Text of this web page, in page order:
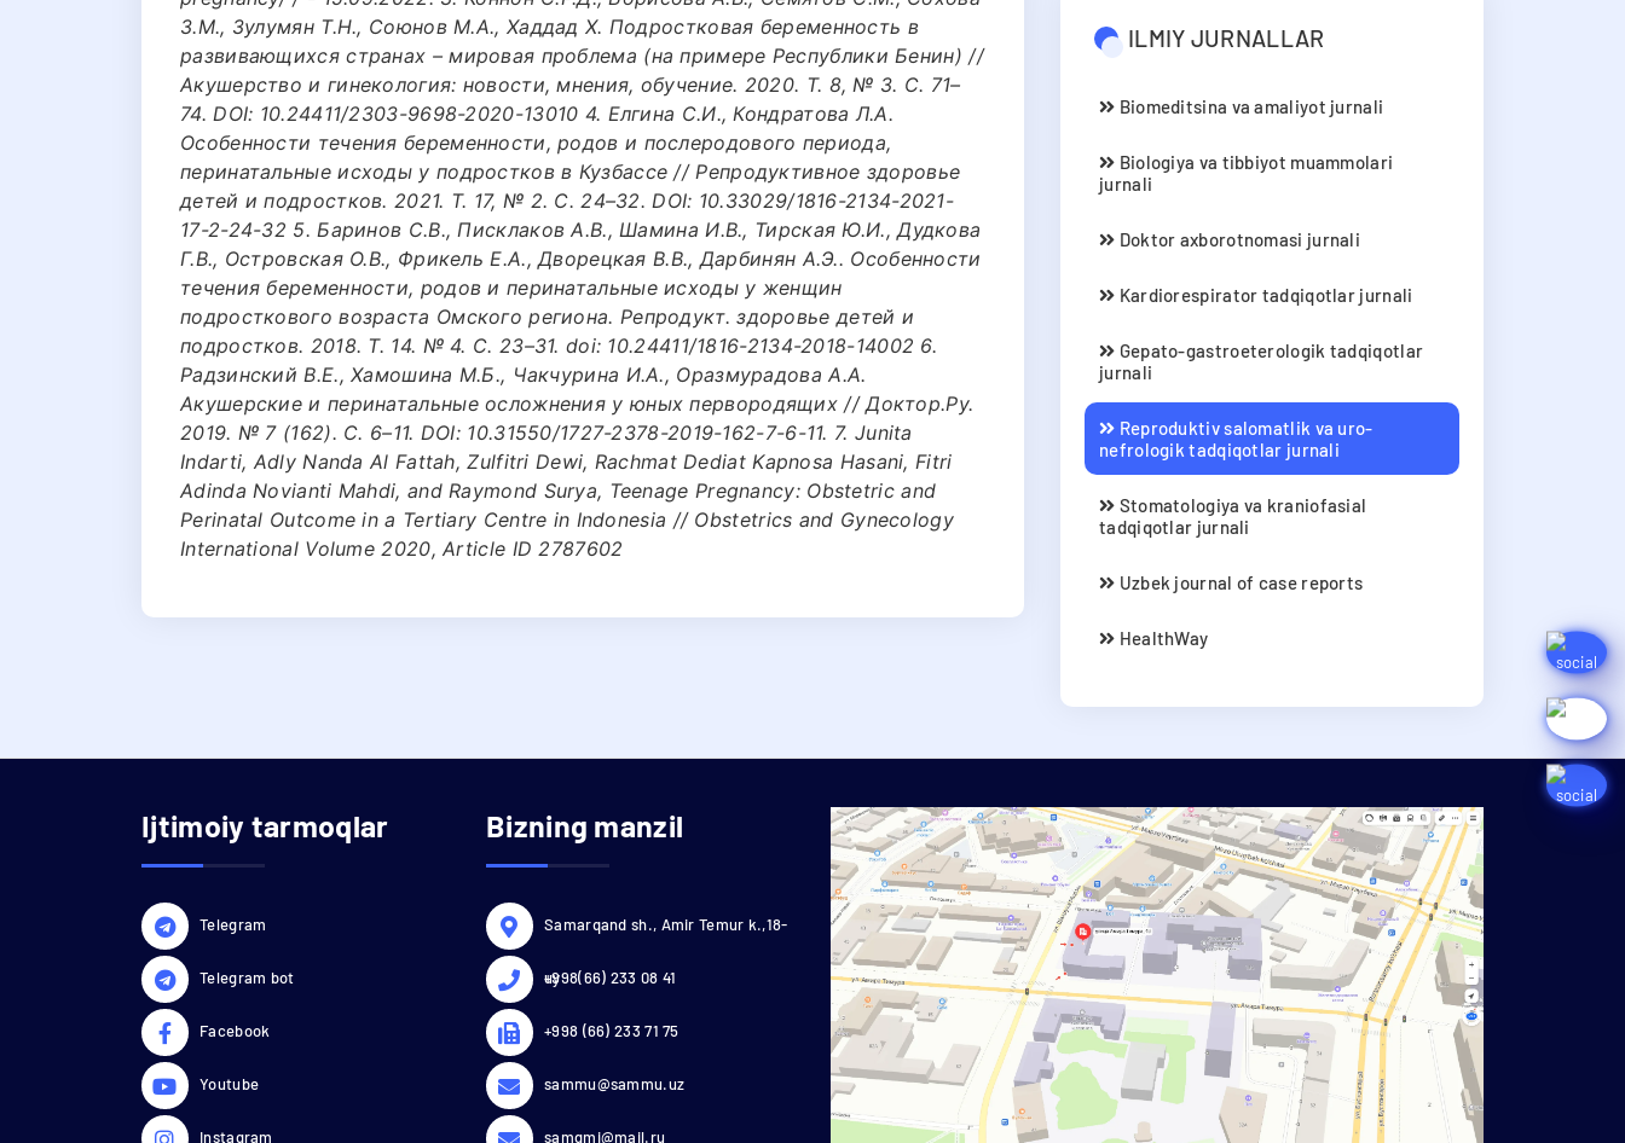
З.М., Зулумян Т.Н., Союнов М.А., Хаддад Х. Подростковая беременность в
развивающихся странах – мировая проблема (на примере Республики Бенин) //
Акушерство и гинекология: новости, мнения, обучение. 2020. Т. 8, № 3. С. 71–
74. DOI: 10.24411/2303-9698-2020-13010 4. Елгина С.И., Кондратова Л.А.
Особенности течения беременности, родов и послеродового периода,
перинатальные исходы у подростков в Кузбассе // Репродуктивное здоровье
детей и подростков. 2021. Т. 17, № 2. С. 24–32. DOI: 10.33029/1816-2134-2021-
17-2-24-32 5. Баринов С.В., Писклаков А.В., Шамина И.В., Тирская Ю.И., Дудкова
Г.В., Островская О.В., Фрикель Е.А., Дворецкая В.В., Дарбинян А.Э.. Особенности
течения беременности, родов и перинатальные исходы у женщин
подросткового возраста Омского региона. Репродукт. здоровье детей и
подростков. 2018. Т. 14. № 4. С. 23–31. doi: 10.24411/1816-2134-2018-14002 6.
Радзинский В.Е., Хамошина М.Б., Чакчурина И.А., Оразмурадова А.А.
Акушерские и перинатальные осложнения у юных первородящих // Доктор.Ру.
2019. № 7 (162). С. 6–11. DOI: 10.31550/1727-2378-2019-162-7-6-11. 7. Junita
Indarti, Adly Nanda Al Fattah, Zulfitri Dewi, Rachmat Dediat Kapnosa Hasani, Fitri
Adinda Novianti Mahdi, and Raymond Surya, Teenage Pregnancy: Obstetric and
Perinatal Outcome in a Tertiary Centre in Indonesia // Obstetrics and Gynecology
International Volume 2020, Article ID 2787602
ILMIY JURNALLAR
Biomeditsina va amaliyot jurnali
Biologiya va tibbiyot muammolari
jurnali
Doktor axborotnomasi jurnali
Kardiorespirator tadqiqotlar jurnali
Gepato-gastroeterologik tadqiqotlar
jurnali
Reproduktiv salomatlik va uro-
nefrologik tadqiqotlar jurnali
Stomatologiya va kraniofasial
tadqiqotlar jurnali
Uzbek journal of case reports
HealthWay
Ijtimoiy tarmoqlar
Telegram
Telegram bot
Facebook
Youtube
Instagram
Bizning manzil
Samarqand sh., Amir Temur k.,18-
uy
+998(66) 233 08 41
+998 (66) 233 71 75
sammu@sammu.uz
samgmi@mail.ru